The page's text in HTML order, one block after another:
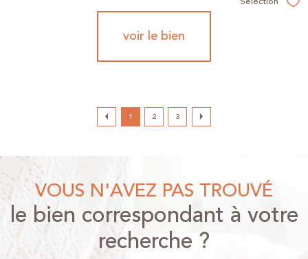
voir le bien
1 2 3
VOUS N'AVEZ PAS TROUVÉ
le bien correspondant à votre
recherche ?